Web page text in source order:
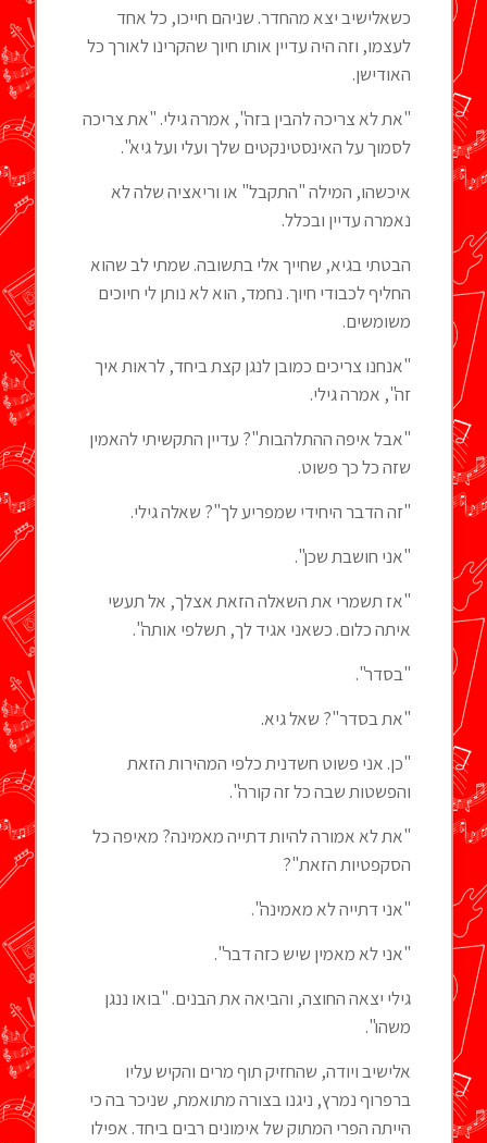
כשאלישיב יצא מהחדר. שניהם חייכו, כל אחד
לעצמו, וזה היה עדיין אותו חיוך שהקרינו לאורך כל
האודישן.
"את לא צריכה להבין בזה", אמרה גילי. "את צריכה
לסמוך על האינסטינקטים שלך ועלי ועל גיא".
איכשהו, המילה "התקבל" או וריאציה שלה לא
נאמרה עדיין ובכלל.
הבטתי בגיא, שחייך אלי בתשובה. שמתי לב שהוא
החליף לכבודי חיוך. נחמד, הוא לא נותן לי חיוכים
משומשים.
"אנחנו צריכים כמובן לנגן קצת ביחד, לראות איך
זה", אמרה גילי.
"אבל איפה ההתלהבות"? עדיין התקשיתי להאמין
שזה כל כך פשוט.
"זה הדבר היחידי שמפריע לך"? שאלה גילי.
"אני חושבת שכן".
"אז תשמרי את השאלה הזאת אצלך, אל תעשי
איתה כלום. כשאני אגיד לך, תשלפי אותה".
"בסדר".
"את בסדר"? שאל גיא.
"כן. אני פשוט חשדנית כלפי המהירות הזאת
והפשטות שבה כל זה קורה".
"את לא אמורה להיות דתייה מאמינה? מאיפה כל
הסקפטיות הזאת"?
"אני דתייה לא מאמינה".
"אני לא מאמין שיש כזה דבר".
גילי יצאה החוצה, והביאה את הבנים. "בואו ננגן
משהו".
אלישיב ויודה, שהחזיק תוף מרים והקיש עליו
ברפרוף נמרץ, ניגנו בצורה מתואמת, שניכר בה כי
הייתה הפרי המתוק של אימונים רבים ביחד. אפילו